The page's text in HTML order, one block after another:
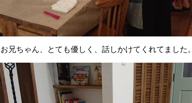
兄ちゃん、とても優しく、話しかけてくれてました。